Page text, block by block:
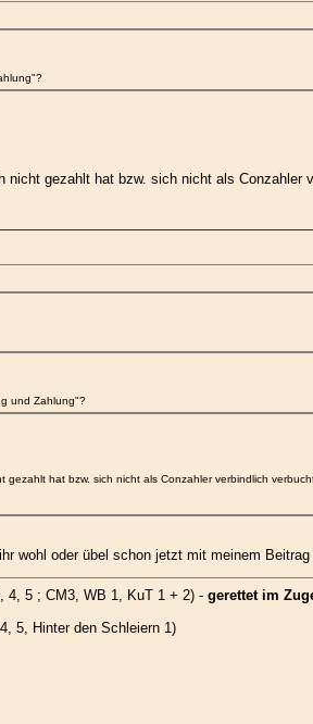
gezahlt hat bzw. sich nicht als
und Zahlung"?
gezahlt hat bzw. sich nicht als Conzahler verbindlich
wohl oder übel schon jetzt mit meinem Beitrag
4, 5 ; CM3, WB 1, KuT 1 + 2) - gerettet im
5, Hinter den Schleiern 1)